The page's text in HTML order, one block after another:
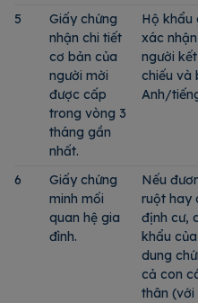
5
Giấy chứng
nhận chi tiết
cơ bản của
người mời
được cấp
trong vòng 3
tháng gần
nhất.
Hộ khẩu
xác
người
chiếu và
Anh/
6
Giấy chứng
minh mối
quan hệ gia
đình.
Nếu
ruột hay
định cư,
khẩu
dung
cả con
thân (với